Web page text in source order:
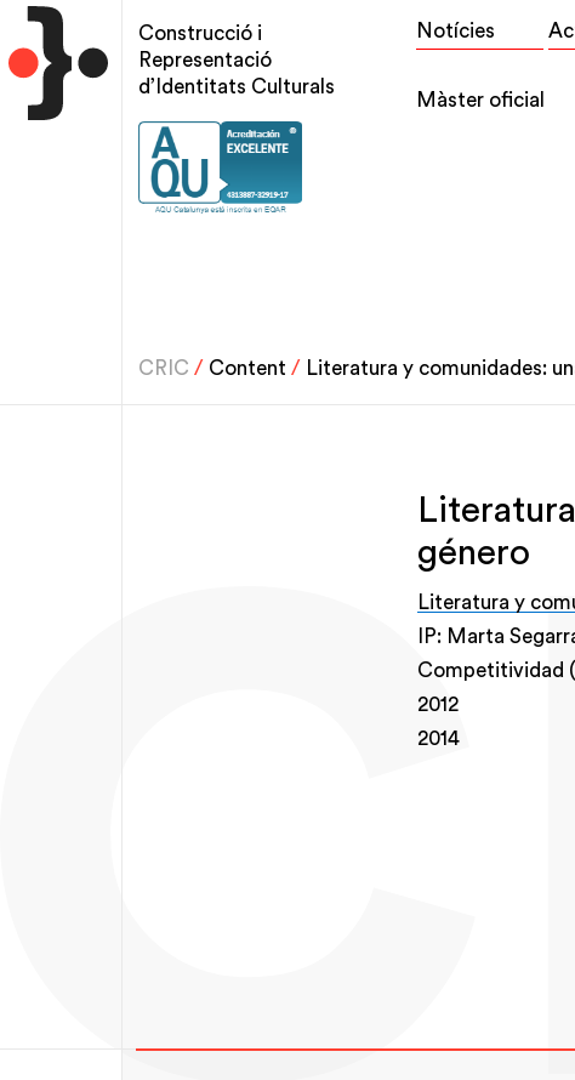
Vés
al
contingut
Construcció i
Representació
d’Identitats Culturals
Top
Notícies
Main
Màster oficial
CRIC / Content/ Literatura y comunidades:
género
Literatura y
IP: Marta
Competitividad
2012
2014